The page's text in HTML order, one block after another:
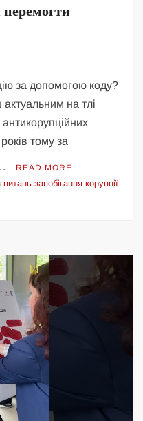
за допомогою коду?
на тлі
тому за
READ MORE
запобігання корупції